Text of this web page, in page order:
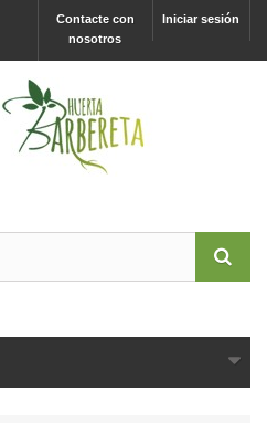
Iniciar sesión
Contacte con
nosotros